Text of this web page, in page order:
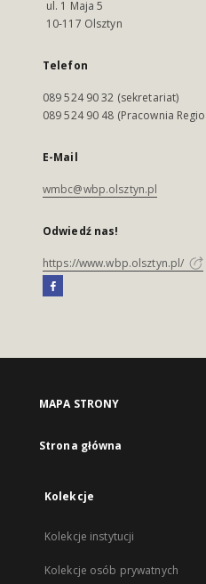
ul. 1 Maja 5
10-117 Olsztyn
Telefon
089 524 90 32 (sekretariat)
089 524 90 48 (Pracownia
E-Mail
wmbc@wbp.olsztyn.pl
Odwiedź nas!
https://www.wbp.olsztyn.pl/
MAPA STRONY
Strona główna
Kolekcje
Kolekcje instytucji
Kolekcje osób prywatnych